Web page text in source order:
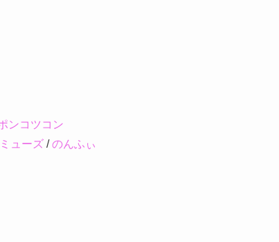
ンコツコン
ューズ /のんふぃ